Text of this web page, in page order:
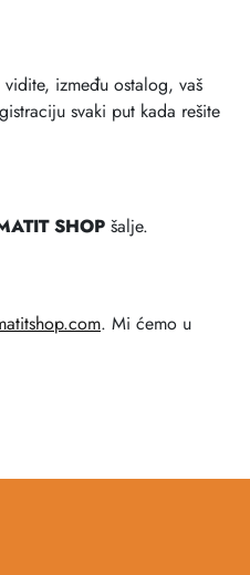
između ostalog, vaš
svaki put kada rešite
SHOP šalje.
. Mi ćemo u